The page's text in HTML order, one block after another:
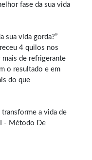
fase da sua vida
sua vida gorda?”
4 quilos nos
mais de refrigerante
o resultado e em
do que
a vida de
- Método De